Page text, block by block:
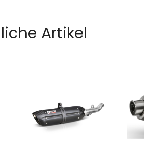
Artikel